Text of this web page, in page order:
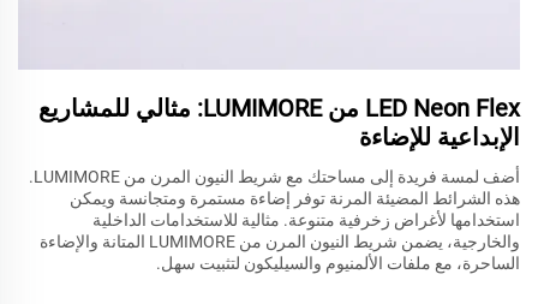
LED Neon Flex من LUMIMORE: مثالي للمشاريع
الإبداعية للإضاءة
أضف لمسة فريدة إلى مساحتك مع شريط النيون المرن من LUMIMORE.
هذه الشرائط المضيئة المرنة توفر إضاءة مستمرة ومتجانسة ويمكن
استخدامها لأغراض زخرفية متنوعة. مثالية للاستخدامات الداخلية
والخارجية، يضمن شريط النيون المرن من LUMIMORE المتانة والإضاءة
الساحرة، مع ملفات الألمنيوم والسيليكون لتثبيت سهل.